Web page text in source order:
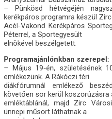
– Pünkösd hétvégéjén
kerékpáros programra készül
Acél-Vakond Kerékpáros
Péterrel, a Sportegyesült
elnökével beszélgetett.
Programajánlónkban szerepel:
– Május 19-én, születésének
emlékezünk. A Rákóczi téri
diákfórumnál emlékező
követően sor kerül koszorúzásra
emléktáblánál, majd Zirc
ünnepi műsort láthatnak a